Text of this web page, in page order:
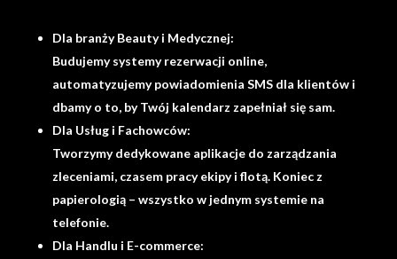
Dla branży Beauty i Medycznej:
Budujemy systemy rezerwacji online,
automatyzujemy powiadomienia SMS dla klientów i
dbamy o to, by Twój kalendarz zapełniał się sam.
Dla Usług i Fachowców:
Tworzymy dedykowane aplikacje do zarządzania
zleceniami, czasem pracy ekipy i flotą. Koniec z
papierologią – wszystko w jednym systemie na
telefonie.
Dla Handlu i E-commerce: